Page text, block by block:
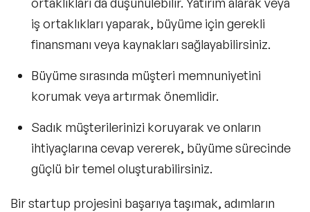
ortaklıkları da düşünülebilir. Yatırım alarak veya
iş ortaklıkları yaparak, büyüme için gerekli
finansmanı veya kaynakları sağlayabilirsiniz.
Büyüme sırasında müşteri memnuniyetini
korumak veya artırmak önemlidir.
Sadık müşterilerinizi koruyarak ve onların
ihtiyaçlarına cevap vererek, büyüme sürecinde
güçlü bir temel oluşturabilirsiniz.
Bir startup projesini başarıya taşımak, adımların